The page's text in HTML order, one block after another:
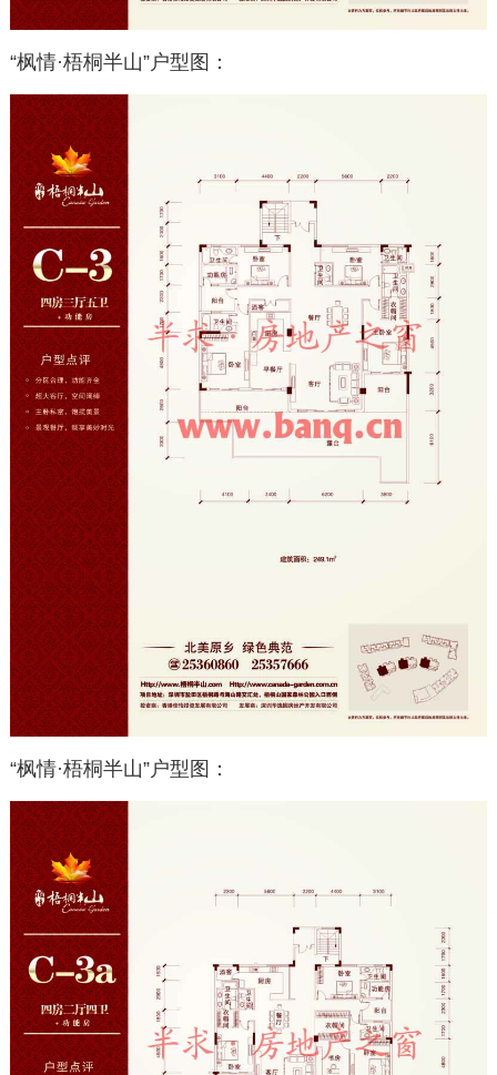
“枫情·梧桐半山”户型图：
“枫情·梧桐半山”户型图：